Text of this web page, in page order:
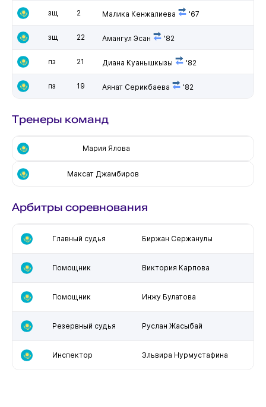
зщ 2 Малика Кенжалиева '67
зщ 22 Амангул Эсан '82
пз 21 Диана Куанышкызы '82
пз 19 Аянат Серикбаева '82
Тренеры команд
Мария Ялова
Максат Джамбиров
Арбитры соревнования
Главный судья Биржан Сержанулы
Помощник Виктория Карпова
Помощник Инжу Булатова
Резервный судья Руслан Жасыбай
Инспектор Эльвира Нурмустафина